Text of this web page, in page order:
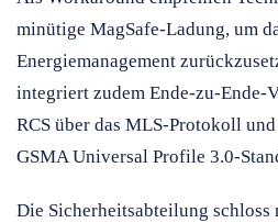
minütige MagSafe-Ladung, um
Energiemanagement
integriert zudem Ende-zu-Ende-
RCS über das MLS-Protokoll
GSMA Universal Profile 3.0-
Die Sicherheitsabteilung schloss